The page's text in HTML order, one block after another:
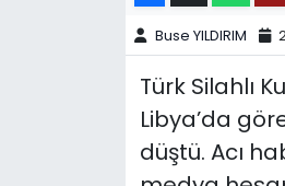
Buse YILDIRIM
Türk Silahlı
Libya’da
düştü. Acı